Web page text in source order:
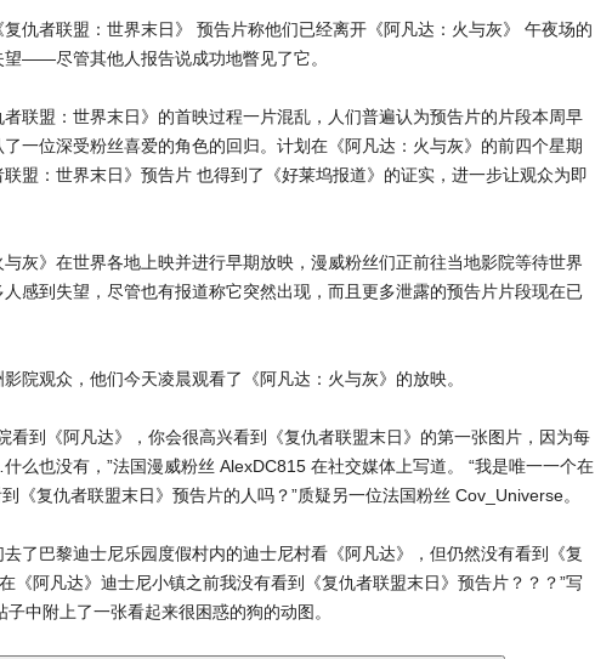
仇者联盟：世界末日》 预告片称他们已经离开《阿凡达：火与灰》 午夜场的
——尽管其他人报告说成功地瞥见了它。
联盟：世界末日》的首映过程一片混乱，人们普遍认为预告片的片段本周早
一位深受粉丝喜爱的角色的回归。计划在《阿凡达：火与灰》的前四个星期
盟：世界末日》预告片 也得到了《好莱坞报道》的证实，进一步让观众为即
灰》在世界各地上映并进行早期放映，漫威粉丝们正前往当地影院等待世界
感到失望，尽管也有报道称它突然出现，而且更多泄露的预告片片段现在已
院观众，他们今天凌晨观看了《阿凡达：火与灰》的放映。
看到《阿凡达》，你会很高兴看到《复仇者联盟末日》的第一张图片，因为每
么也没有，”法国漫威粉丝 AlexDC815 在社交媒体上写道。 “我是唯一一个在
《复仇者联盟末日》预告片的人吗？”质疑另一位法国粉丝 Cov_Universe。
了巴黎迪士尼乐园度假村内的迪士尼村看《阿凡达》，但仍然没有看到《复
《阿凡达》迪士尼小镇之前我没有看到《复仇者联盟末日》预告片？？？”写
中附上了一张看起来很困惑的狗的动图。